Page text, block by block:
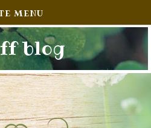
MENU
blog